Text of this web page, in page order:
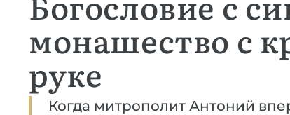
монашество с
руке
Когда митрополит Антоний